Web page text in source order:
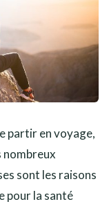
partir en voyage,
nombreux
sont les raisons
pour la santé